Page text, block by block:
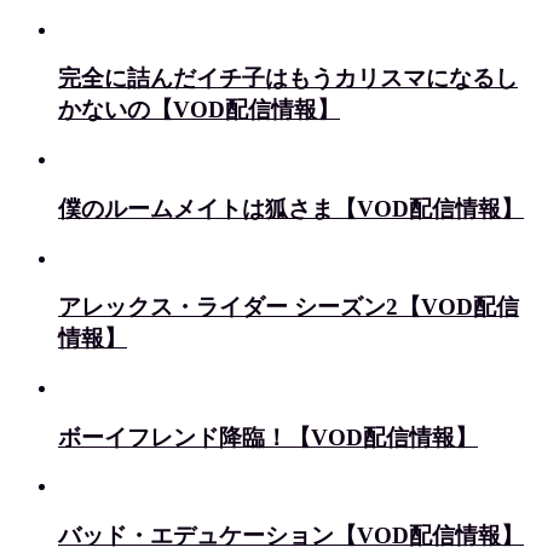
完全に詰んだイチ子はもうカリスマになるし
かないの【VOD配信情報】
僕のルームメイトは狐さま【VOD配信情報】
アレックス・ライダー シーズン2【VOD配信
情報】
ボーイフレンド降臨！【VOD配信情報】
バッド・エデュケーション【VOD配信情報】